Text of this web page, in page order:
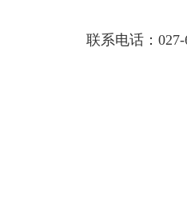
联系电话：